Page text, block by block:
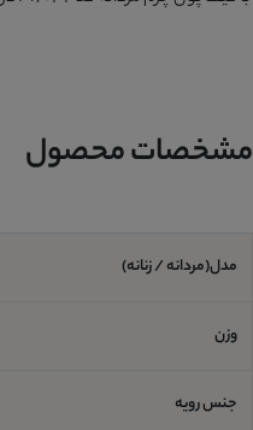
مشخصات محصول
مدل(مردانه / زنانه)
وزن
جنس رویه